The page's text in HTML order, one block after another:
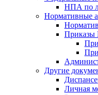
НПА по
Нормативные
Другие
Личная